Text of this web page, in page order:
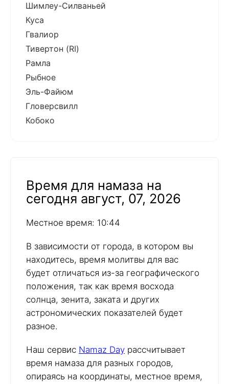
Шимлеу-Силваньей
Куса
Гвалиор
Тивертон (RI)
Рамла
Рыбное
Эль-Файюм
Гловерсвилл
Кобоко
Время для намаза на
сегодня август, 07, 2026
Местное время: 10:44
В зависимости от города, в котором вы
находитесь, время молитвы для вас
будет отличаться из-за географического
положения, так как время восхода
солнца, зенита, заката и других
астрономических показателей будет
разное.
Наш сервис Namaz Day рассчитывает
время намаза для разных городов,
опираясь на координаты, местное время,